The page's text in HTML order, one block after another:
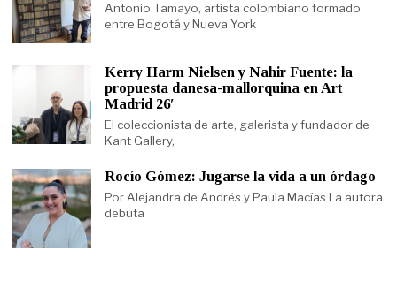
Antonio Tamayo, artista colombiano formado
entre Bogotá y Nueva York
Kerry Harm Nielsen y Nahir Fuente: la
propuesta danesa-mallorquina en Art
Madrid 26′
El coleccionista de arte, galerista y fundador de
Kant Gallery,
Rocío Gómez: Jugarse la vida a un órdago
Por Alejandra de Andrés y Paula Macías La autora
debuta